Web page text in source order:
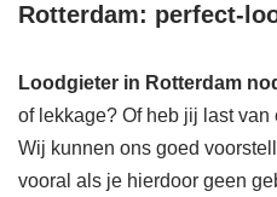
Rotterdam: perfect-
Loodgieter in Rotterdam
of lekkage? Of heb jij last
Wij kunnen ons goed
vooral als je hierdoor geen